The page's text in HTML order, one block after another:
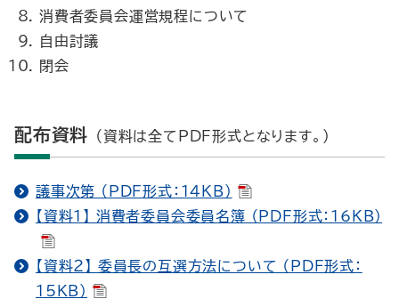
消費者委員会運営規程について
自由討議
閉会
配布資料 （資料は全てPDF形式となります。）
議事次第 （PDF形式：14KB）
【資料１】 消費者委員会委員名簿 （PDF形式：16KB）
【資料２】 委員長の互選方法について （PDF形式：
15KB）